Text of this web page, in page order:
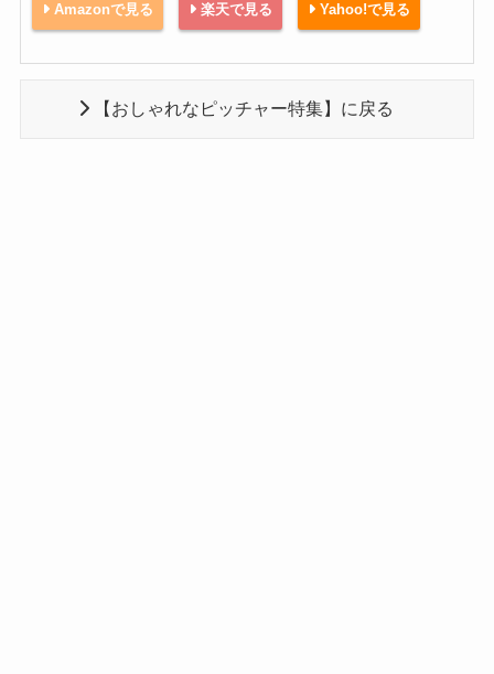
Amazonで見る 楽天で見る Yahoo!で見る
【おしゃれなピッチャー特集】に戻る